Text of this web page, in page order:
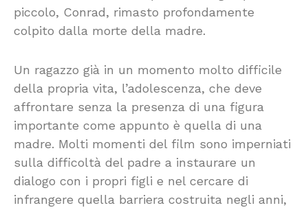
piccolo, Conrad, rimasto profondamente
colpito dalla morte della madre.
Un ragazzo già in un momento molto difficile
della propria vita, l’adolescenza, che deve
affrontare senza la presenza di una figura
importante come appunto è quella di una
madre. Molti momenti del film sono imperniati
sulla difficoltà del padre a instaurare un
dialogo con i propri figli e nel cercare di
infrangere quella barriera costruita negli anni,